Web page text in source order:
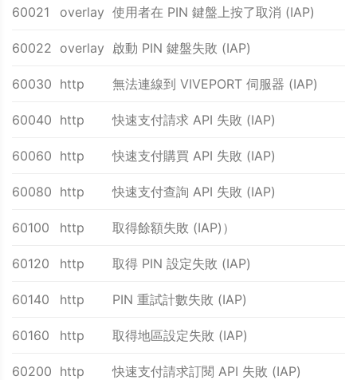
60021 overlay 使用者在 PIN 鍵盤上按了取消 (IAP)
60022 overlay 啟動 PIN 鍵盤失敗 (IAP)
60030 http 無法連線到 VIVEPORT 伺服器 (IAP)
60040 http 快速支付請求 API 失敗 (IAP)
60060 http 快速支付購買 API 失敗 (IAP)
60080 http 快速支付查詢 API 失敗 (IAP)
60100 http 取得餘額失敗 (IAP)）
60120 http 取得 PIN 設定失敗 (IAP)
60140 http PIN 重試計數失敗 (IAP)
60160 http 取得地區設定失敗 (IAP)
60200 http 快速支付請求訂閱 API 失敗 (IAP)